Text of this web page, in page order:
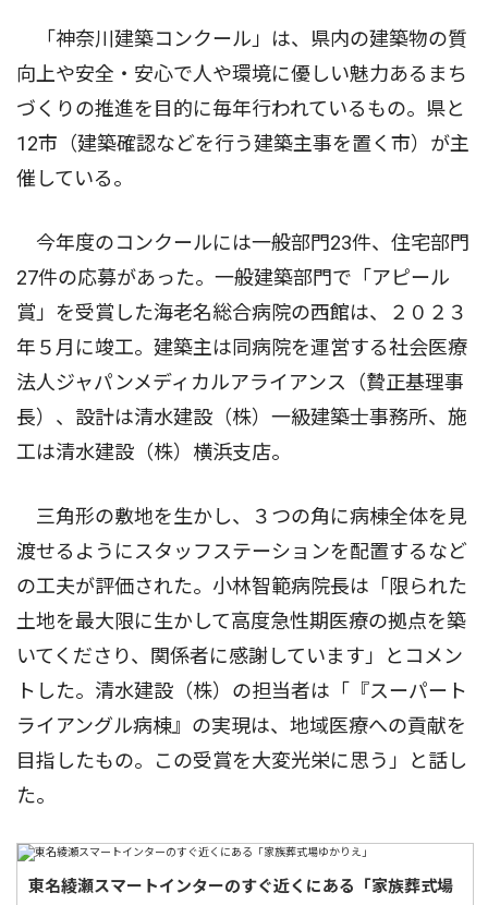
「神奈川建築コンクール」は、県内の建築物の質
向上や安全・安心で人や環境に優しい魅力あるまち
づくりの推進を目的に毎年行われているもの。県と
12市（建築確認などを行う建築主事を置く市）が主
催している。
今年度のコンクールには一般部門23件、住宅部門
27件の応募があった。一般建築部門で「アピール
賞」を受賞した海老名総合病院の西館は、２０２３
年５月に竣工。建築主は同病院を運営する社会医療
法人ジャパンメディカルアライアンス（贄正基理事
長）、設計は清水建設（株）一級建築士事務所、施
工は清水建設（株）横浜支店。
三角形の敷地を生かし、３つの角に病棟全体を見
渡せるようにスタッフステーションを配置するなど
の工夫が評価された。小林智範病院長は「限られた
土地を最大限に生かして高度急性期医療の拠点を築
いてくださり、関係者に感謝しています」とコメン
トした。清水建設（株）の担当者は「『スーパート
ライアングル病棟』の実現は、地域医療への貢献を
目指したもの。この受賞を大変光栄に思う」と話し
た。
東名綾瀬スマートインターのすぐ近くにある「家族葬式場